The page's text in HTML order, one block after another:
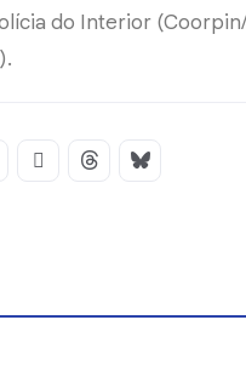
do Interior (Coorpin/
).